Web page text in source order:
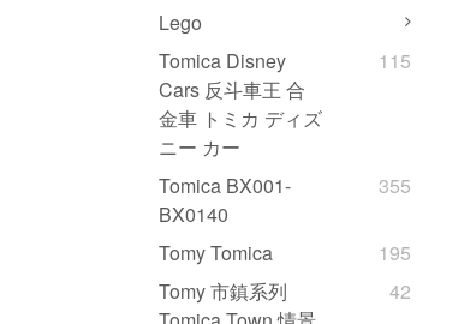
Lego
Tomica Disney
Cars 反斗車王 合
金車 トミカ ディズ
ニー カー
115
Tomica BX001-
BX0140
355
Tomy Tomica
195
Tomy 市鎮系列
42